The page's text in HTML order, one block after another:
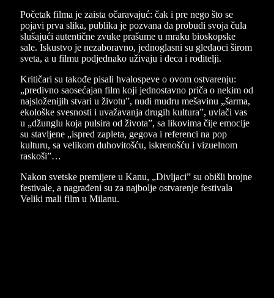
Početak filma je zaista očaravajuć: čak i pre nego što se
pojavi prva slika, publika je pozvana da probudi svoja čula
slušajući autentične zvuke prašume u mraku bioskopske
sale. Iskustvo je nezaboravno, jednoglasni su gledaoci širom
sveta, a u filmu podjednako uživaju i deca i roditelji.
Kritičari su takođe pisali hvalospeve o ovom ostvarenju:
„predivno saosećajan film koji jednostavno priča o nekim od
najsloženijih stvari u životu”, nudi mudru mešavinu „šarma,
ekološke svesnosti i uvažavanja drugih kultura”, uvlači vas
u „džunglu koja pulsira od života”, sa likovima čije emocije
su stavljene „ispred zapleta, gegova i referenci na pop
kulturu, sa velikom duhovitošću, iskrenošću i vizuelnom
raskoši”…
Nakon svetske premijere u Kanu, „Divljaci” su obišli brojne
festivale, a nagrađeni su za najbolje ostvarenje festivala
Veliki mali film u Milanu.